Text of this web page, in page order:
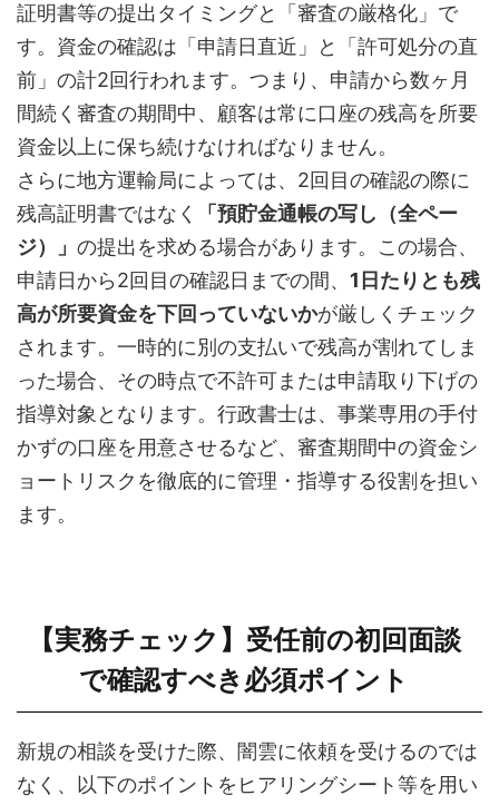
証明書等の提出タイミングと「審査の厳格化」で
す。資金の確認は「申請日直近」と「許可処分の直
前」の計2回行われます。つまり、申請から数ヶ月
間続く審査の期間中、顧客は常に口座の残高を所要
資金以上に保ち続けなければなりません。
さらに地方運輸局によっては、2回目の確認の際に
残高証明書ではなく
「預貯金通帳の写し（全ペー
ジ）」 の提出を求める場合があります。この場合、
申請日から2回目の確認日までの間、 1日たりとも残
高が所要資金を下回っていないかが厳しくチェック
されます。一時的に別の支払いで残高が割れてしま
った場合、その時点で不許可または申請取り下げの
指導対象となります。行政書士は、事業専用の手付
かずの口座を用意させるなど、審査期間中の資金シ
ョートリスクを徹底的に管理・指導する役割を担い
ます。
【実務チェック】受任前の初回面談
で確認すべき必須ポイント
新規の相談を受けた際、闇雲に依頼を受けるのでは
なく、以下のポイントをヒアリングシート等を用い